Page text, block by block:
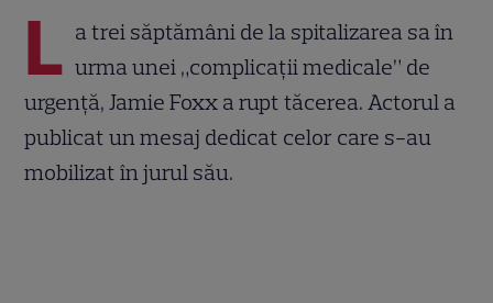
L a trei săptămâni de la spitalizarea sa în
urma unei „complicații medicale” de
urgență, Jamie Foxx a rupt tăcerea. Actorul a
publicat un mesaj dedicat celor care s-au
mobilizat în jurul său.